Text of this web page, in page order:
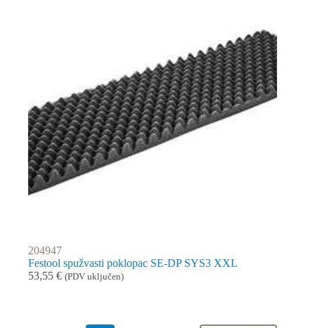
204947
Festool spužvasti poklopac SE-DP SYS3 XXL
53,55 € (PDV uključen)